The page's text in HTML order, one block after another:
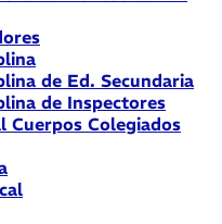
de Ed. Secundaria
de Inspectores
Cuerpos Colegiados